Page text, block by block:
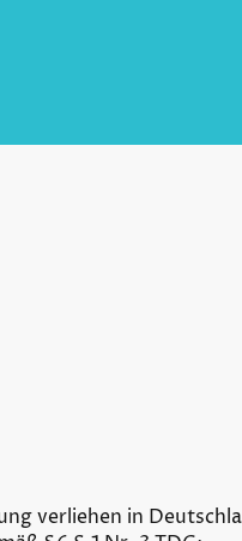
verliehen in